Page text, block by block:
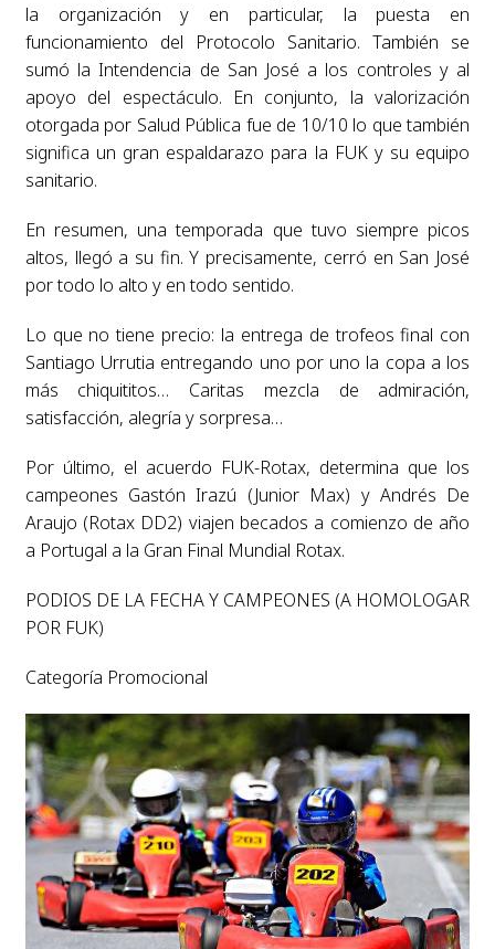
la organización y en particular, la puesta en
funcionamiento del Protocolo Sanitario. También se
sumó la Intendencia de San José a los controles y al
apoyo del espectáculo. En conjunto, la valorización
otorgada por Salud Pública fue de 10/10 lo que también
significa un gran espaldarazo para la FUK y su equipo
sanitario.
En resumen, una temporada que tuvo siempre picos
altos, llegó a su fin. Y precisamente, cerró en San José
por todo lo alto y en todo sentido.
Lo que no tiene precio: la entrega de trofeos final con
Santiago Urrutia entregando uno por uno la copa a los
más chiquititos… Caritas mezcla de admiración,
satisfacción, alegría y sorpresa…
Por último, el acuerdo FUK-Rotax, determina que los
campeones Gastón Irazú (Junior Max) y Andrés De
Araujo (Rotax DD2) viajen becados a comienzo de año
a Portugal a la Gran Final Mundial Rotax.
PODIOS DE LA FECHA Y CAMPEONES (A HOMOLOGAR
POR FUK)
Categoría Promocional